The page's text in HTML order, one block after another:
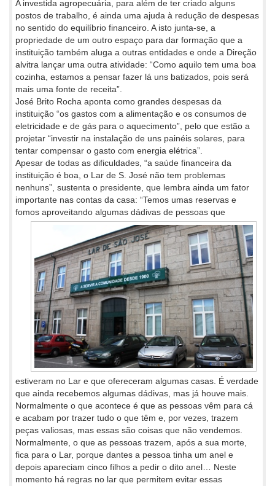
A investida agropecuária, para além de ter criado alguns
postos de trabalho, é ainda uma ajuda à redução de despesas
no sentido do equilíbrio financeiro. A isto junta-se, a
propriedade de um outro espaço para dar formação que a
instituição também aluga a outras entidades e onde a Direção
alvitra lançar uma outra atividade: “Como aquilo tem uma boa
cozinha, estamos a pensar fazer lá uns batizados, pois será
mais uma fonte de receita”.
José Brito Rocha aponta como grandes despesas da
instituição “os gastos com a alimentação e os consumos de
eletricidade e de gás para o aquecimento”, pelo que estão a
projetar “investir na instalação de uns painéis solares, para
tentar compensar o gasto com energia elétrica”.
Apesar de todas as dificuldades, “a saúde financeira da
instituição é boa, o Lar de S. José não tem problemas
nenhuns”, sustenta o presidente, que lembra ainda um fator
importante nas contas da casa: “Temos umas reservas e
fomos aproveitando algumas dádivas de pessoas que
estiveram no Lar e que ofereceram algumas casas. É verdade
que ainda recebemos algumas dádivas, mas já houve mais.
Normalmente o que acontece é que as pessoas vêm para cá
e acabam por trazer tudo o que têm e, por vezes, trazem
peças valiosas, mas essas são coisas que não vendemos.
Normalmente, o que as pessoas trazem, após a sua morte,
fica para o Lar, porque dantes a pessoa tinha um anel e
depois apareciam cinco filhos a pedir o dito anel… Neste
momento há regras no lar que permitem evitar essas